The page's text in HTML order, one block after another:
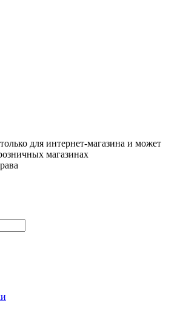
для интернет-магазина и может
магазинах